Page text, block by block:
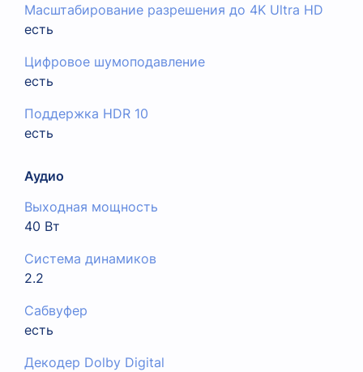
Масштабирование разрешения до 4K Ultra HD
есть
Цифровое шумоподавление
есть
Поддержка HDR 10
есть
Аудио
Выходная мощность
40 Вт
Система динамиков
2.2
Сабвуфер
есть
Декодер Dolby Digital